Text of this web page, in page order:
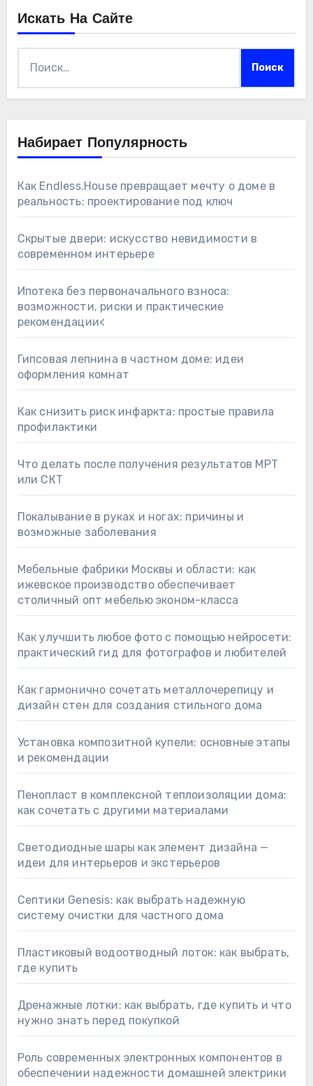
Искать На Сайте
Набирает Популярность
Как Endless.House превращает мечту о доме в
реальность: проектирование под ключ
Скрытые двери: искусство невидимости в
современном интерьере
Ипотека без первоначального взноса:
возможности, риски и практические
рекомендации<
Гипсовая лепнина в частном доме: идеи
оформления комнат
Как снизить риск инфаркта: простые правила
профилактики
Что делать после получения результатов МРТ
или СКТ
Покалывание в руках и ногах: причины и
возможные заболевания
Мебельные фабрики Москвы и области: как
ижевское производство обеспечивает
столичный опт мебелью эконом-класса
Как улучшить любое фото с помощью нейросети:
практический гид для фотографов и любителей
Как гармонично сочетать металлочерепицу и
дизайн стен для создания стильного дома
Установка композитной купели: основные этапы
и рекомендации
Пенопласт в комплексной теплоизоляции дома:
как сочетать с другими материалами
Светодиодные шары как элемент дизайна —
идеи для интерьеров и экстерьеров
Септики Genesis: как выбрать надежную
систему очистки для частного дома
Пластиковый водоотводный лоток: как выбрать,
где купить
Дренажные лотки: как выбрать, где купить и что
нужно знать перед покупкой
Роль современных электронных компонентов в
обеспечении надежности домашней электрики